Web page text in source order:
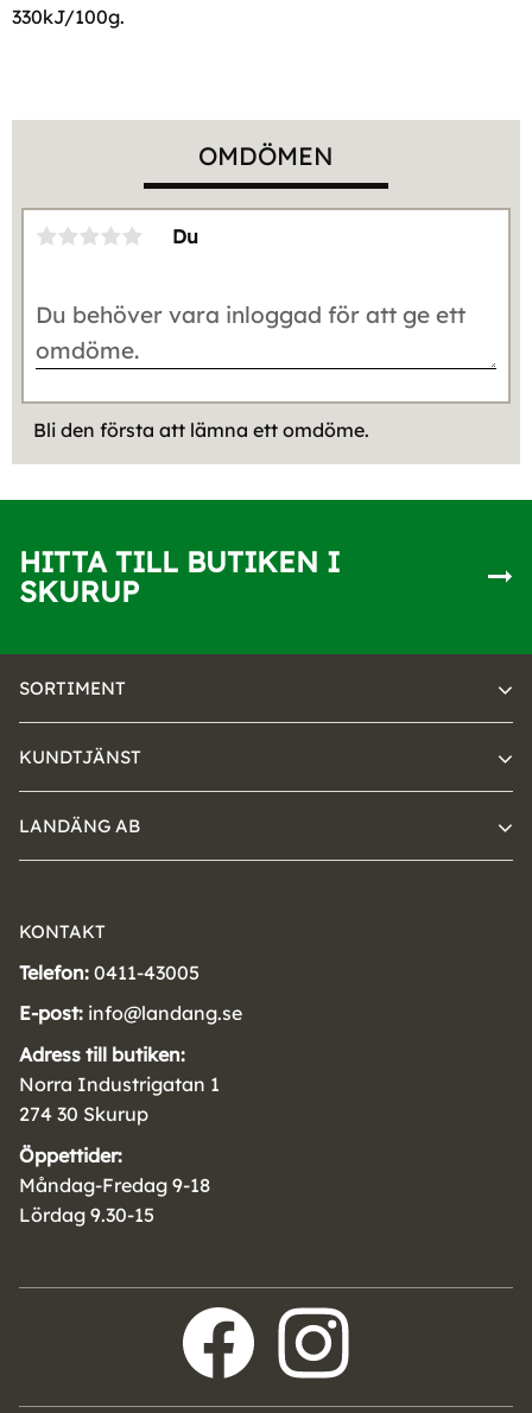
330kJ/100g.
OMDÖMEN
Du
Bli den första att lämna ett omdöme.
HITTA TILL BUTIKEN I
SKURUP
SORTIMENT
KUNDTJÄNST
LANDÄNG AB
KONTAKT
Telefon: 0411-43005
E-post: info@landang.se
Adress till butiken:
Norra Industrigatan 1
274 30 Skurup
Öppettider:
Måndag-Fredag 9-18
Lördag 9.30-15